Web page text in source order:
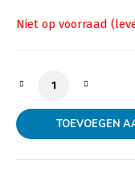
Walbro 400
TOEVOEGEN